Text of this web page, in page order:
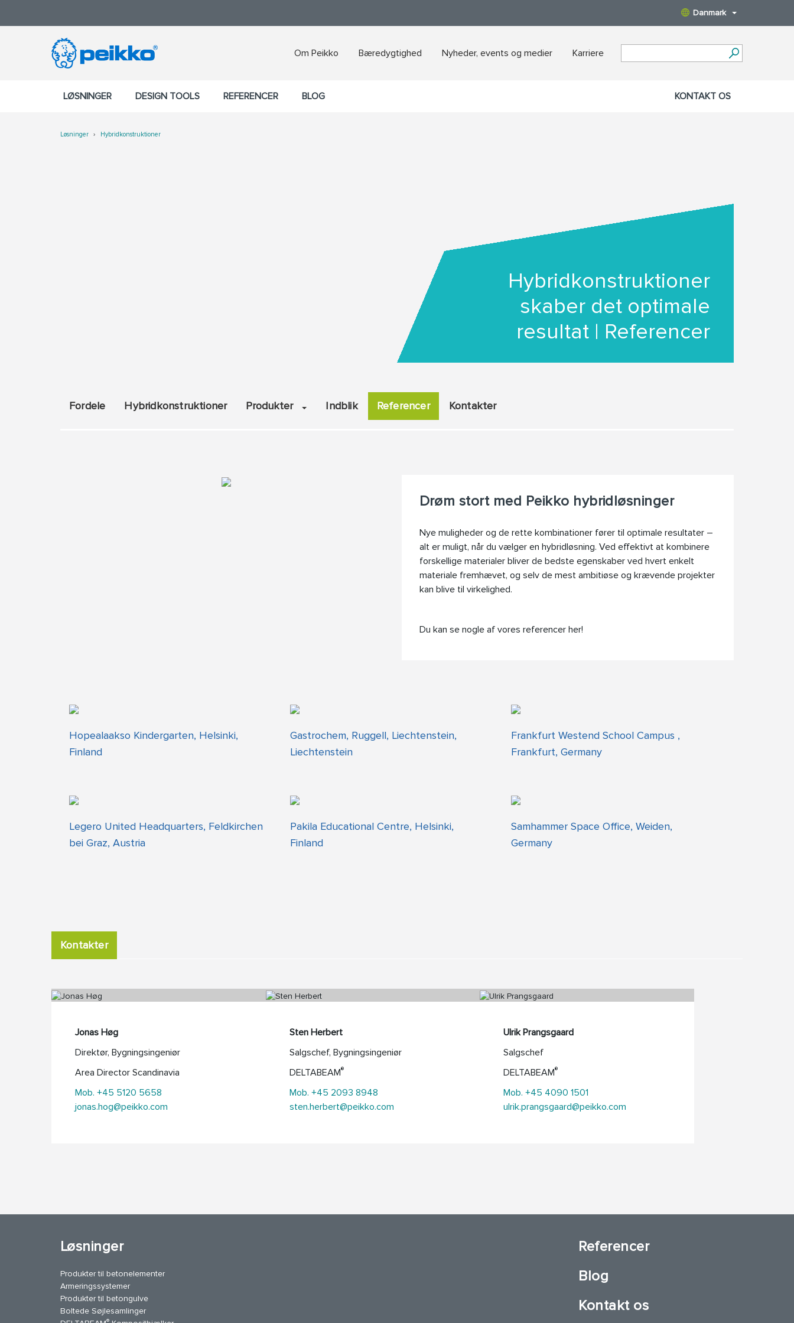
Danmark
Om Peikko Bæredygtighed Nyheder, events og medier Karriere
LØSNINGER DESIGN TOOLS REFERENCER BLOG KONTAKT OS
Løsninger Hybridkonstruktioner
Hybridkonstruktioner
skaber det optimale
resultat | Referencer
Fordele Hybridkonstruktioner Produkter Indblik Referencer Kontakter
Drøm stort med Peikko hybridløsninger
Nye muligheder og de rette kombinationer fører til optimale resultater –
alt er muligt, når du vælger en hybridløsning. Ved effektivt at kombinere
forskellige materialer bliver de bedste egenskaber ved hvert enkelt
materiale fremhævet, og selv de mest ambitiøse og krævende projekter
kan blive til virkelighed.
Du kan se nogle af vores referencer her!
Hopealaakso Kindergarten, Helsinki,
Finland
Gastrochem, Ruggell, Liechtenstein,
Liechtenstein
Frankfurt Westend School Campus ,
Frankfurt, Germany
Legero United Headquarters, Feldkirchen
bei Graz, Austria
Pakila Educational Centre, Helsinki,
Finland
Samhammer Space Office, Weiden,
Germany
Kontakter
Jonas Høg
Direktør, Bygningsingeniør
Area Director Scandinavia
Mob. +45 5120 5658
jonas.hog@peikko.com
Sten Herbert
Salgschef, Bygningsingeniør
DELTABEAM®
Mob. +45 2093 8948
sten.herbert@peikko.com
Ulrik Prangsgaard
Salgschef
DELTABEAM®
Mob. +45 4090 1501
ulrik.prangsgaard@peikko.com
Løsninger
Produkter til betonelementer
Armeringssystemer
Produkter til betongulve
Boltede Søjlesamlinger
®
Referencer
Blog
Kontakt os